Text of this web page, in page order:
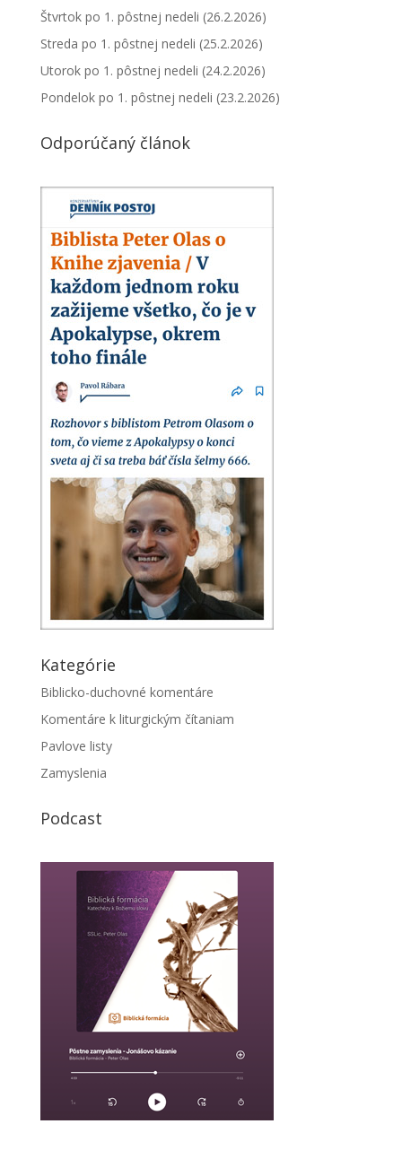
Štvrtok po 1. pôstnej nedeli (26.2.2026)
Streda po 1. pôstnej nedeli (25.2.2026)
Utorok po 1. pôstnej nedeli (24.2.2026)
Pondelok po 1. pôstnej nedeli (23.2.2026)
Odporúčaný článok
Kategórie
Biblicko-duchovné komentáre
Komentáre k liturgickým čítaniam
Pavlove listy
Zamyslenia
Podcast